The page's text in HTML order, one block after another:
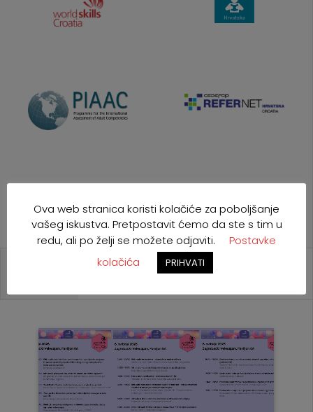
Ova web stranica koristi kolačiće za poboljšanje
vašeg iskustva. Pretpostavit ćemo da ste s tim u
redu, ali po želji se možete odjaviti.
Postavke
kolačića
PRIHVATI